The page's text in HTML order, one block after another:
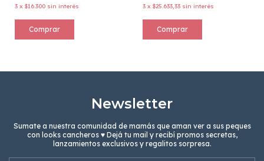
3 x $16.300 sin interés
Comprar
3 x $25.633,33 sin interés
Comprar
Newsletter
Sumate a nuestra comunidad de mamás que aman ver a sus peques
con looks cancheros ♥ Dejá tu mail y recibí promos secretas,
lanzamientos exclusivos y regalitos sorpresa.